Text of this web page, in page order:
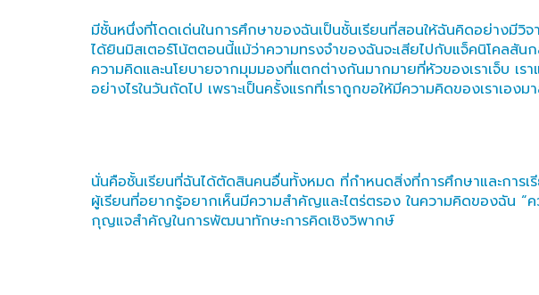
มีชั้นหนึ่งที่โดดเด่นในการศึกษาของฉันเป็นชั้นเรียนที่สอนให้ฉันคิดอย่างมี
ได้ยินมิสเตอร์โน้ตตอนนี้แม้ว่าความทรงจำของฉันจะเสียไปกับแจ็คนิโคลสันก
ความคิดและนโยบายจากมุมมองที่แตกต่างกันมากมายที่หัวของเราเจ็บ เ
อย่างไรในวันถัดไป เพราะเป็นครั้งแรกที่เราถูกขอให้มีความคิดของเราเอง
นั่นคือชั้นเรียนที่ฉันได้ตัดสินคนอื่นทั้งหมด ที่กำหนดสิ่งที่การศึกษาและการเ
ผู้เรียนที่อยากรู้อยากเห็นมีความสำคัญและไตร่ตรอง ในความคิดของฉัน
กุญแจสำคัญในการพัฒนาทักษะการคิดเชิงวิพากษ์